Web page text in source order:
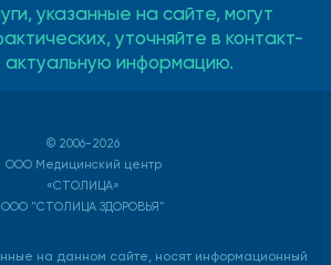
указанные на сайте, могут
уточняйте в контакт-
информацию.
© 2006-2026
ООО Медицинский центр
«СТОЛИЦА»
ООО "СТОЛИЦА ЗДОРОВЬЯ"
на данном сайте, носят информационный